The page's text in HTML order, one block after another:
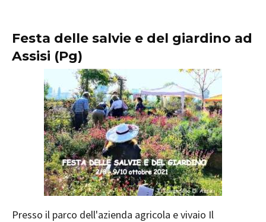
Festa delle salvie e del giardino ad
Assisi (Pg)
Presso il parco dell'azienda agricola e vivaio Il